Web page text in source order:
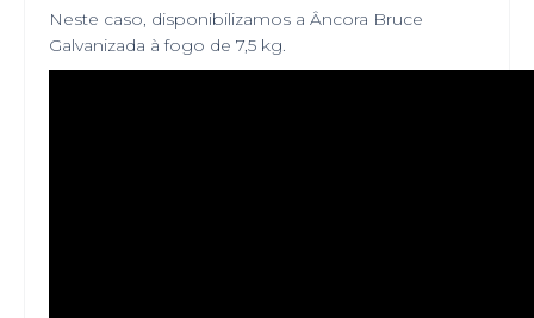
Neste caso, disponibilizamos a Âncora Bruce
Galvanizada à fogo de 7,5 kg.